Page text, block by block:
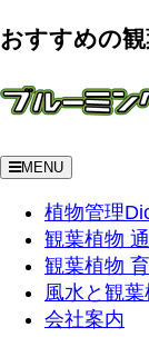
おすすめの
MENU
植物管理
観葉植物
観葉植物
風水と観葉
会社案内